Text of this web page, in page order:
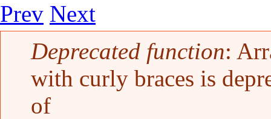
Prev Next
Fehlermeldung
Deprecated function:
with curly braces is
of